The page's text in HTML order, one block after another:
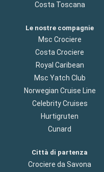
Costa Toscana
Le nostre compagnie
Msc Crociere
Costa Crociere
Royal Caribean
Msc Yatch Club
Norwegian Cruise Line
Celebrity Cruises
Hurtigruten
Cunard
Città di partenza
Crociere da Savona